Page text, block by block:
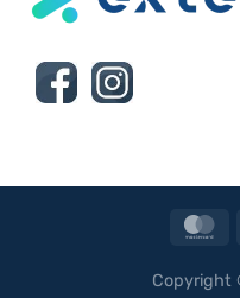
Copyright